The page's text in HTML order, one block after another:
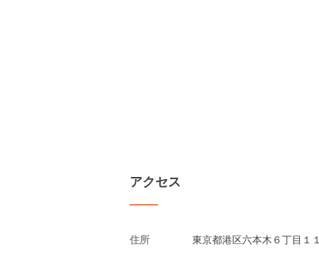
アクセス
住所 東京都港区六本木６丁目１